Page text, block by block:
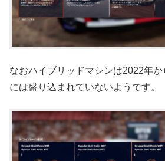
なおハイブリッドマシンは2022年
には盛り込まれていないようです。